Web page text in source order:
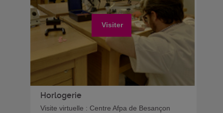
Visiter
Horlogerie
Visite virtuelle : Centre Afpa de Besançon